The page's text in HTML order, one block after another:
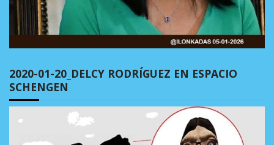
2020-01-20_DELCY RODRÍGUEZ EN ESPACIO
SCHENGEN